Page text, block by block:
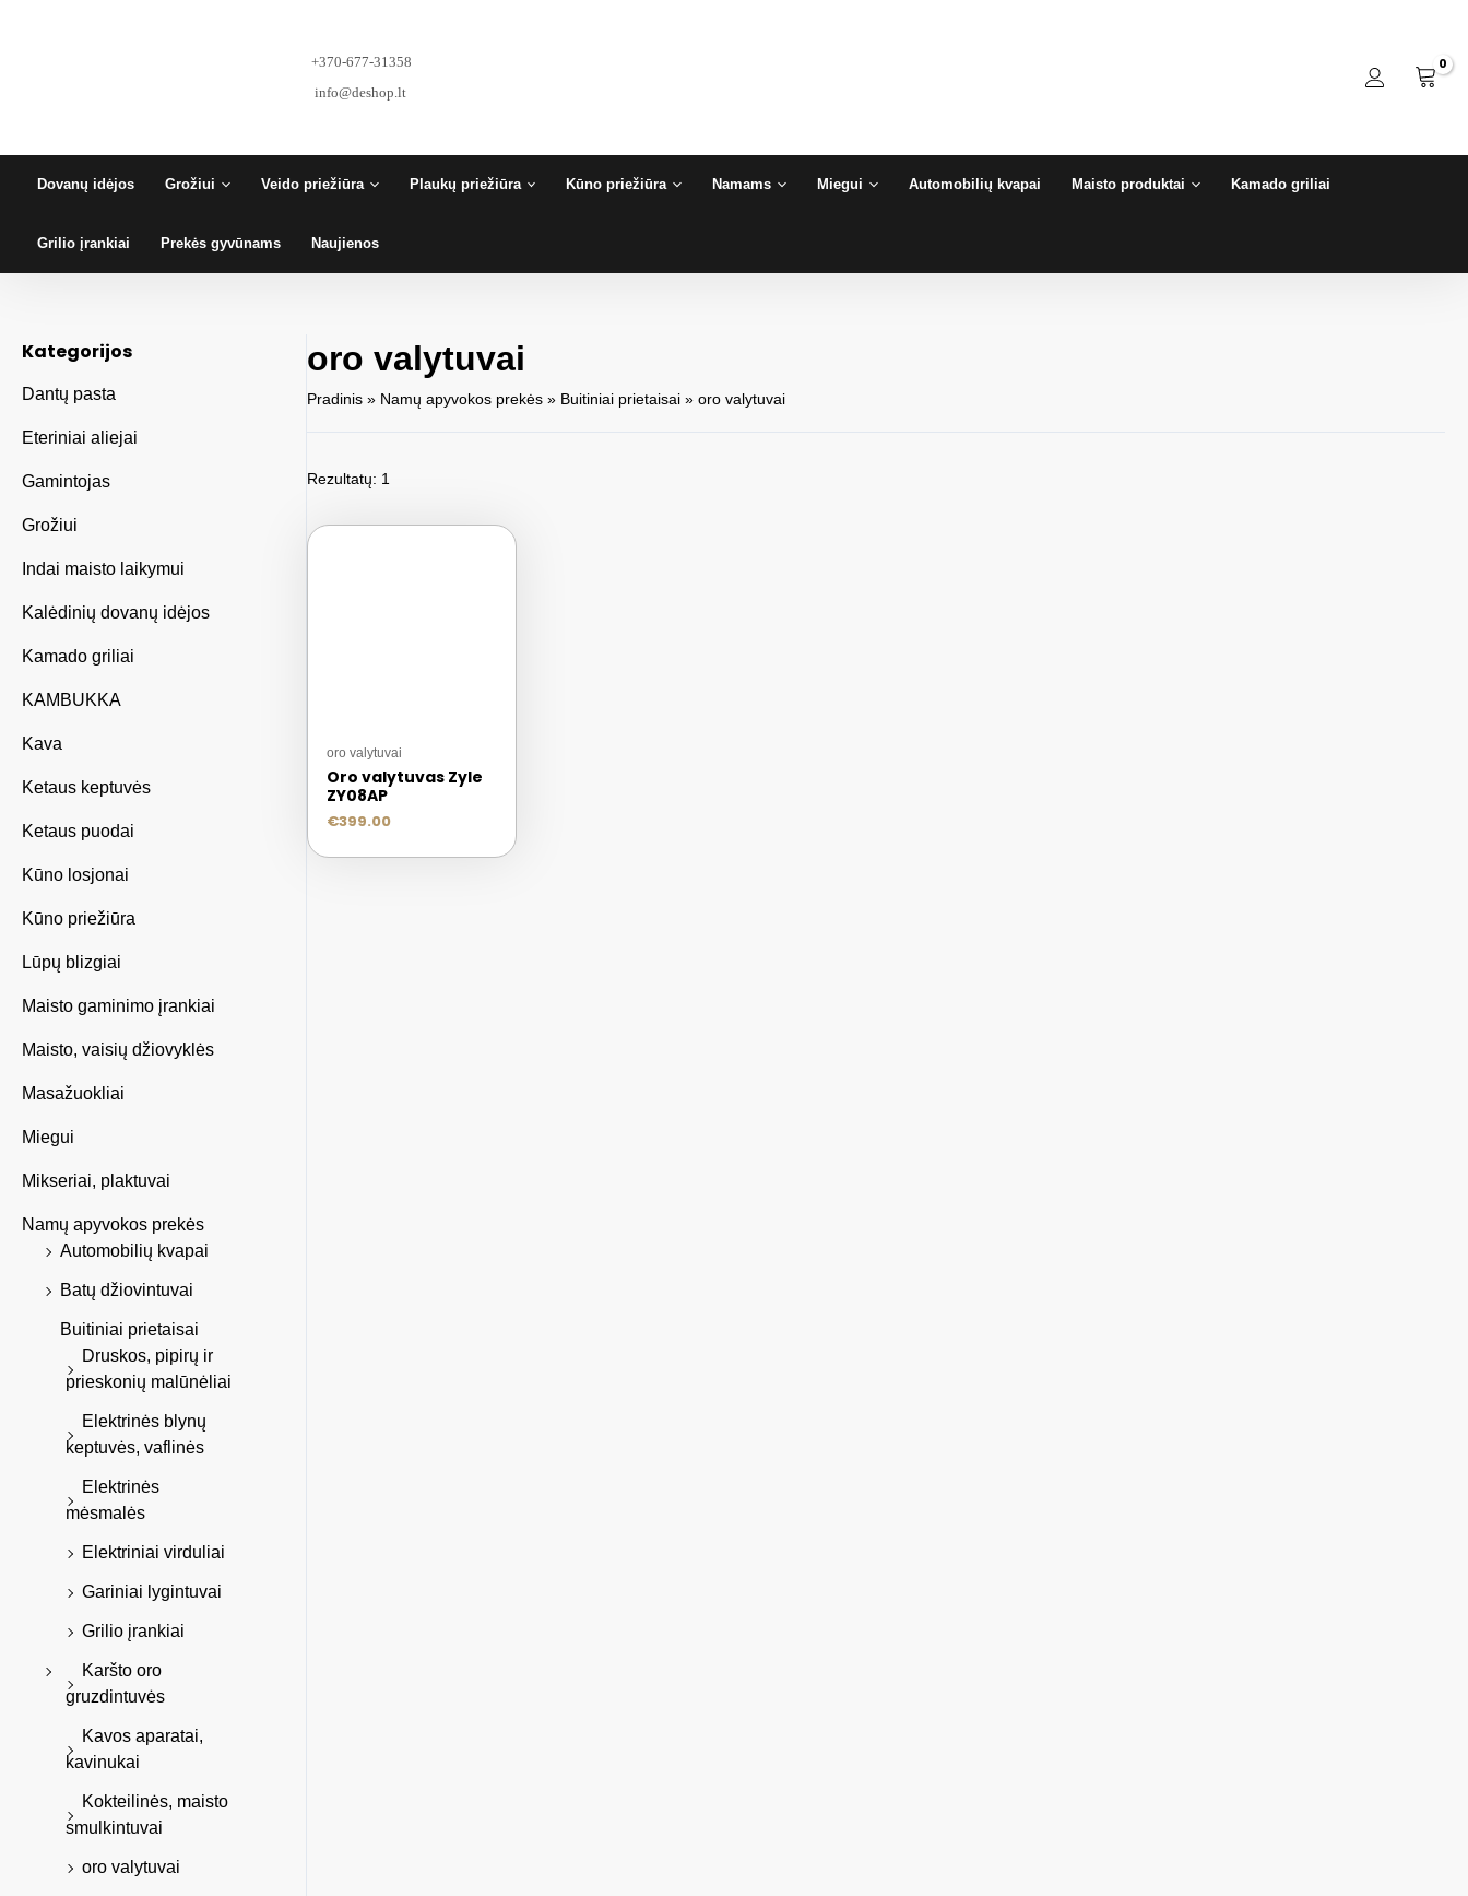
+370-677-31358
info@deshop.lt
Dovanų idėjos Grožiui Veido priežiūra Plaukų priežiūra Kūno priežiūra Namams Miegui Automobilių kvapai Maisto produktai Kamado griliai
Grilio įrankiai Prekės gyvūnams Naujienos
Kategorijos
Dantų pasta
Eteriniai aliejai
Gamintojas
Grožiui
Indai maisto laikymui
Kalėdinių dovanų idėjos
Kamado griliai
KAMBUKKA
Kava
Ketaus keptuvės
Ketaus puodai
Kūno losjonai
Kūno priežiūra
Lūpų blizgiai
Maisto gaminimo įrankiai
Maisto, vaisių džiovyklės
Masažuokliai
Miegui
Mikseriai, plaktuvai
Namų apyvokos prekės
Automobilių kvapai
Batų džiovintuvai
Buitiniai prietaisai
Druskos, pipirų ir
prieskonių malūnėliai
Elektrinės blynų
keptuvės, vaflinės
Elektrinės
mėsmalės
Elektriniai virduliai
Gariniai lygintuvai
Grilio įrankiai
Karšto oro
gruzdintuvės
Kavos aparatai,
kavinukai
Kokteilinės, maisto
smulkintuvai
oro valytuvai
oro valytuvai
Pradinis» Namų apyvokos prekės» Buitiniai prietaisai» oro valytuvai
Rezultatų: 1
oro valytuvai
Oro valytuvas Zyle
ZY08AP
€399.00